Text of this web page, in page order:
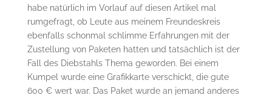
habe natürlich im Vorlauf auf diesen Artikel mal
rumgefragt, ob Leute aus meinem Freundeskreis
ebenfalls schonmal schlimme Erfahrungen mit der
Zustellung von Paketen hatten und tatsächlich ist der
Fall des Diebstahls Thema geworden. Bei einem
Kumpel wurde eine Grafikkarte verschickt, die gute
600 € wert war. Das Paket wurde an jemand anderes